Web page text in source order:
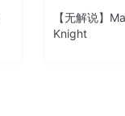
【无解说】
Knight